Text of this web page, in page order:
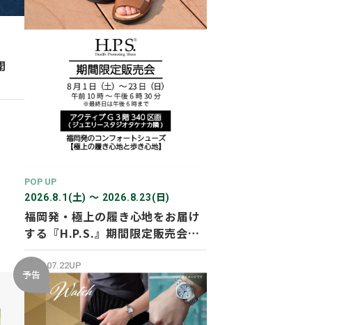
POP UP
2026.8.1(土) 〜 2026.8.23(日)
福岡発・極上の履き心地をお届け
する『H.P.S.』期間限定販売会を
開催✨
2026.07.22UP
予告